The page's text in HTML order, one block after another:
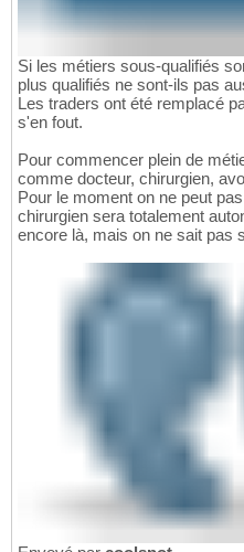
Si les métiers sous-qualifiés
plus qualifiés ne sont-ils pas
Les traders ont été remplacé
s'en fout.
Pour commencer plein de
comme docteur, chirurgien,
Pour le moment on ne peut
chirurgien sera totalement
encore là, mais on ne sait pas